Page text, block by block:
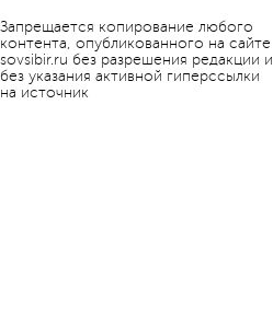
Запрещается копирование любого
контента, опубликованного на сайте
sovsibir.ru без разрешения редакции и
без указания активной гиперссылки
на источник